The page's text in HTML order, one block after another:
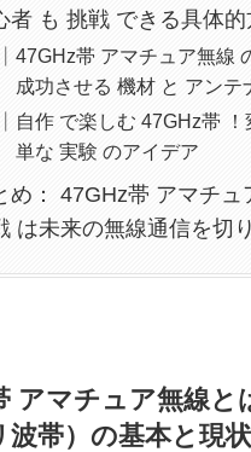
者 も 挑戦 できる具体的
47GHz帯 アマチュア無線
成功させる 機材 と アンテ
自作 で楽しむ 47GHz帯
単な 実験 のアイデア
め： 47GHz帯 アマチュ
は未来の無線通信を切
アマチュア無線と
波帯）の基本と現状